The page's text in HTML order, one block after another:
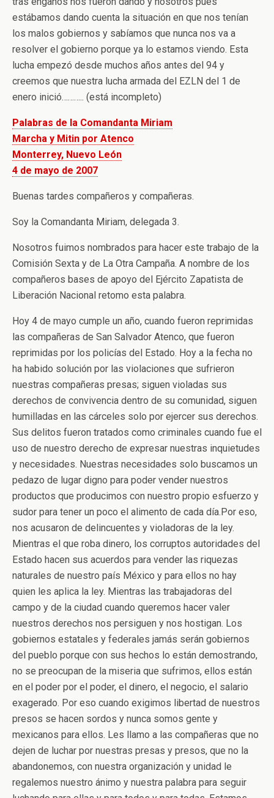
estábamos dando cuenta la situación en que nos tenían
los malos gobiernos y sabíamos que nunca nos va a
resolver el gobierno porque ya lo estamos viendo. Esta
lucha empezó desde muchos años antes del 94 y
creemos que nuestra lucha armada del EZLN del 1 de
enero inició……….. (está incompleto)
Palabras de la Comandanta Miriam
Marcha y Mitin por Atenco
Monterrey, Nuevo León
4 de mayo de 2007
Buenas tardes compañeros y compañeras.
Soy la Comandanta Miriam, delegada 3.
Nosotros fuimos nombrados para hacer este trabajo de la
Comisión Sexta y de La Otra Campaña. A nombre de los
compañeros bases de apoyo del Ejército Zapatista de
Liberación Nacional retomo esta palabra.
Hoy 4 de mayo cumple un año, cuando fueron reprimidas
las compañeras de San Salvador Atenco, que fueron
reprimidas por los policías del Estado. Hoy a la fecha no
ha habido solución por las violaciones que sufrieron
nuestras compañeras presas; siguen violadas sus
derechos de convivencia dentro de su comunidad, siguen
humilladas en las cárceles solo por ejercer sus derechos.
Sus delitos fueron tratados como criminales cuando fue el
uso de nuestro derecho de expresar nuestras inquietudes
y necesidades. Nuestras necesidades solo buscamos un
pedazo de lugar digno para poder vender nuestros
productos que producimos con nuestro propio esfuerzo y
sudor para tener un poco el alimento de cada día.Por eso,
nos acusaron de delincuentes y violadoras de la ley.
Mientras el que roba dinero, los corruptos autoridades del
Estado hacen sus acuerdos para vender las riquezas
naturales de nuestro país México y para ellos no hay
quien les aplica la ley. Mientras las trabajadoras del
campo y de la ciudad cuando queremos hacer valer
nuestros derechos nos persiguen y nos hostigan. Los
gobiernos estatales y federales jamás serán gobiernos
del pueblo porque con sus hechos lo están demostrando,
no se preocupan de la miseria que sufrimos, ellos están
en el poder por el poder, el dinero, el negocio, el salario
exagerado. Por eso cuando exigimos libertad de nuestros
presos se hacen sordos y nunca somos gente y
mexicanos para ellos. Les llamo a las compañeras que no
dejen de luchar por nuestras presas y presos, que no la
abandonemos, con nuestra organización y unidad le
regalemos nuestro ánimo y nuestra palabra para seguir